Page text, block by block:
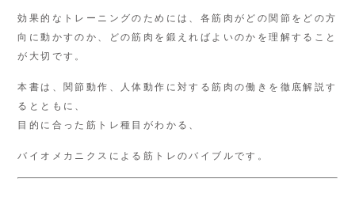
効果的なトレーニングのためには、各筋肉がどの関節をどの方
向に動かすのか、どの筋肉を鍛えればよいのかを理解すること
が大切です。
本書は、関節動作、人体動作に対する筋肉の働きを徹底解説す
るとともに、
目的に合った筋トレ種目がわかる、
バイオメカニクスによる筋トレのバイブルです。